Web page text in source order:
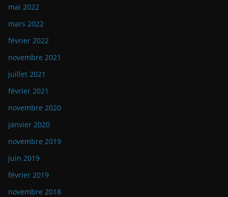
mai 2022
mars 2022
février 2022
novembre 2021
juillet 2021
février 2021
novembre 2020
janvier 2020
novembre 2019
juin 2019
février 2019
novembre 2018